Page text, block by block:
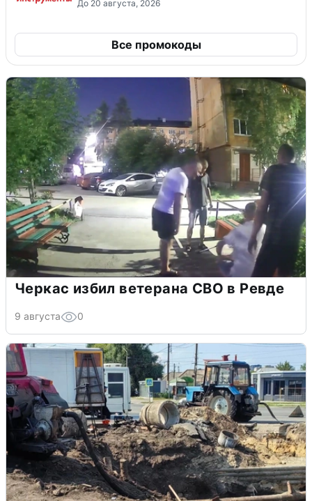
До 20 августа, 2026
Все промокоды
Черкас избил ветерана СВО в Ревде
9 августа 0